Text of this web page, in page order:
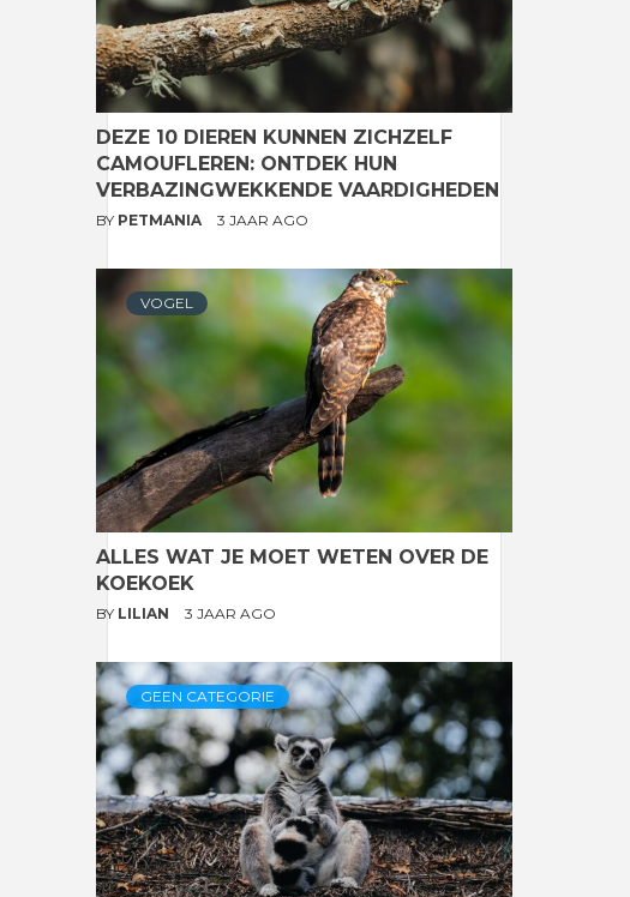
DEZE 10 DIEREN KUNNEN ZICHZELF
CAMOUFLEREN: ONTDEK HUN
VERBAZINGWEKKENDE VAARDIGHEDEN
BY PETMANIA 3 JAAR AGO
VOGEL
ALLES WAT JE MOET WETEN OVER DE
KOEKOEK
BY LILIAN 3 JAAR AGO
GEEN CATEGORIE